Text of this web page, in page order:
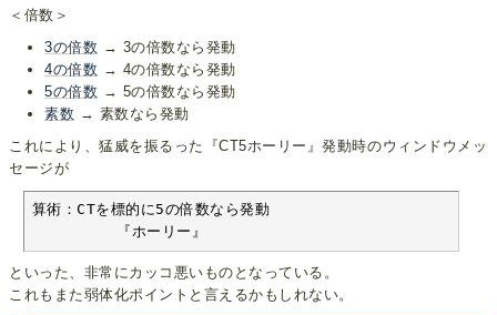
＜倍数＞
3の倍数 → 3の倍数なら発動
4の倍数 → 4の倍数なら発動
5の倍数 → 5の倍数なら発動
素数 → 素数なら発動
これにより、猛威を振るった『CT5ホーリー』発動時のウィンドウメッ
セージが
算術：CTを標的に5の倍数なら発動
         『ホーリー』
といった、非常にカッコ悪いものとなっている。
これもまた弱体化ポイントと言えるかもしれない。